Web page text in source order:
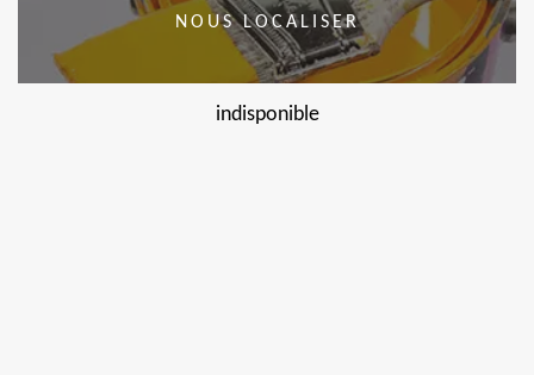
NOUS LOCALISER
indisponible